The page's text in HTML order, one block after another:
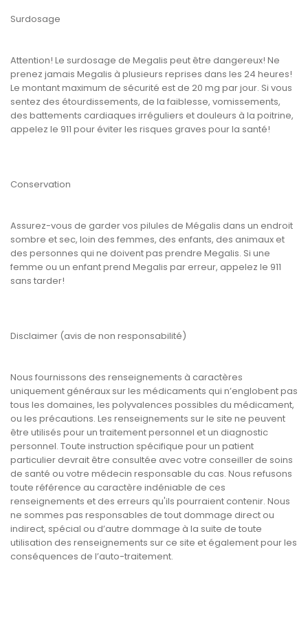
Surdosage
Attention! Le surdosage de Megalis peut être dangereux! Ne
prenez jamais Megalis à plusieurs reprises dans les 24 heures!
Le montant maximum de sécurité est de 20 mg par jour. Si vous
sentez des étourdissements, de la faiblesse, vomissements,
des battements cardiaques irréguliers et douleurs à la poitrine,
appelez le 911 pour éviter les risques graves pour la santé!
Conservation
Assurez-vous de garder vos pilules de Mégalis dans un endroit
sombre et sec, loin des femmes, des enfants, des animaux et
des personnes qui ne doivent pas prendre Megalis. Si une
femme ou un enfant prend Megalis par erreur, appelez le 911
sans tarder!
Disclaimer (avis de non responsabilité)
Nous fournissons des renseignements à caractères
uniquement généraux sur les médicaments qui n’englobent pas
tous les domaines, les polyvalences possibles du médicament,
ou les précautions. Les renseignements sur le site ne peuvent
être utilisés pour un traitement personnel et un diagnostic
personnel. Toute instruction spécifique pour un patient
particulier devrait être consultée avec votre conseiller de soins
de santé ou votre médecin responsable du cas. Nous refusons
toute référence au caractère indéniable de ces
renseignements et des erreurs qu'ils pourraient contenir. Nous
ne sommes pas responsables de tout dommage direct ou
indirect, spécial ou d’autre dommage à la suite de toute
utilisation des renseignements sur ce site et également pour les
conséquences de l’auto-traitement.